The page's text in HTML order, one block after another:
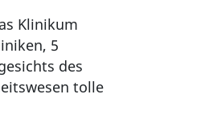
Klinikum
5
des
tolle